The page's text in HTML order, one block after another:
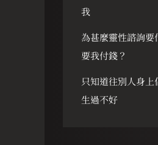
我
為甚麼靈性諮詢
要我付錢？
只知道往別人身上
生過不好